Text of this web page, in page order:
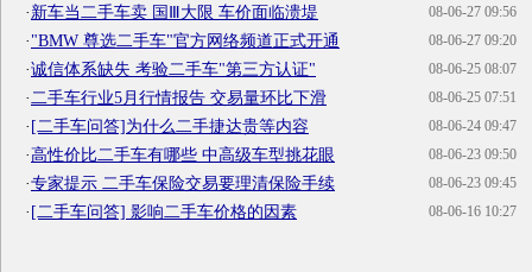
08-06-27 09:56
·新车当二手车卖 国Ⅲ大限 车价面临溃堤
08-06-27 09:20
·"BMW 尊选二手车"官方网络频道正式开通
08-06-25 08:07
·诚信体系缺失 考验二手车"第三方认证"
08-06-25 07:51
· 二手车行业5月行情报告 交易量环比下滑
08-06-24 09:47
·[二手车问答]为什么二手捷达贵等内容
08-06-23 09:50
·高性价比二手车有哪些 中高级车型挑花眼
08-06-23 09:45
·专家提示 二手车保险交易要理清保险手续
08-06-16 10:27
·[二手车问答] 影响二手车价格的因素